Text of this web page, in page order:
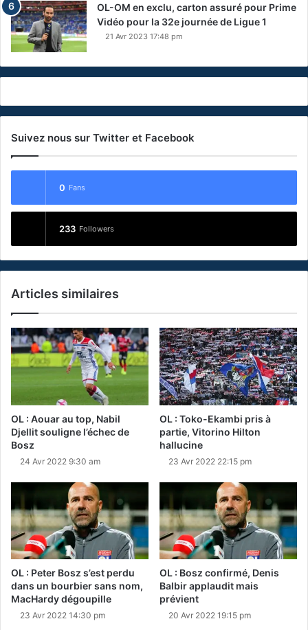
OL-OM en exclu, carton assuré pour Prime
Vidéo pour la 32e journée de Ligue 1
21 Avr 2023 17:48 pm
Suivez nous sur Twitter et Facebook
0 Fans
233 Followers
Articles similaires
OL : Aouar au top, Nabil
Djellit souligne l’échec de
Bosz
24 Avr 2022 9:30 am
OL : Toko-Ekambi pris à
partie, Vitorino Hilton
hallucine
23 Avr 2022 22:15 pm
OL : Peter Bosz s’est perdu
dans un bourbier sans nom,
MacHardy dégoupille
23 Avr 2022 14:30 pm
OL : Bosz confirmé, Denis
Balbir applaudit mais
prévient
20 Avr 2022 19:15 pm